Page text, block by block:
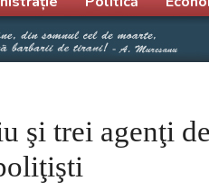
şi trei agenţi